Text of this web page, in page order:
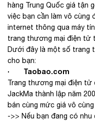
hàng Trung Quốc giá tận
việc bạn cần làm vô cùng
internet thông qua máy
trang thương mại điện tử
Dưới đây là một số trang
cho bạn:
· Taobao.com
Trang thương mại điện
JackMa thành lập năm
bán cùng mức giá vô cùng
->> Nếu bạn đang có